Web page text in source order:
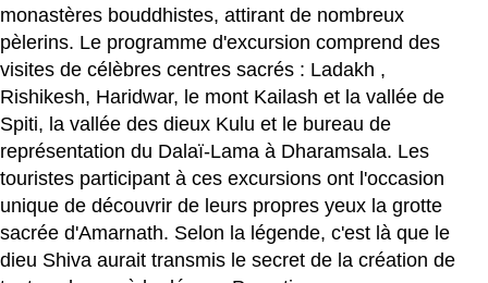
monastères bouddhistes, attirant de nombreux
pèlerins. Le programme d'excursion comprend des
visites de célèbres centres sacrés : Ladakh ,
Rishikesh, Haridwar, le mont Kailash et la vallée de
Spiti, la vallée des dieux Kulu et le bureau de
représentation du Dalaï-Lama à Dharamsala. Les
touristes participant à ces excursions ont l'occasion
unique de découvrir de leurs propres yeux la grotte
sacrée d'Amarnath. Selon la légende, c'est là que le
dieu Shiva aurait transmis le secret de la création de